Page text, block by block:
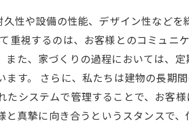
久性や設備の性能、デザイン性などを
重視するのは、お客様とのコミュニ
た、家づくりの過程においては、定
す。 さらに、私たちは建物の長期
たシステムで管理することで、お客
と真摯に向き合うというスタンスで